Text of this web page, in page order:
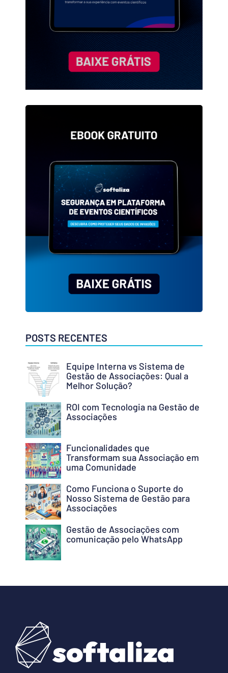
POSTS RECENTES
Equipe Interna vs Sistema de
Gestão de Associações: Qual a
Melhor Solução?
ROI com Tecnologia na Gestão de
Associações
Funcionalidades que
Transformam sua Associação em
uma Comunidade
Como Funciona o Suporte do
Nosso Sistema de Gestão para
Associações
Gestão de Associações com
comunicação pelo WhatsApp